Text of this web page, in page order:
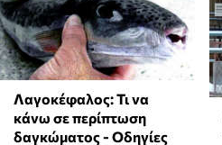
Λαγοκέφαλος: Τι να
κάνω σε περίπτωση
δαγκώματος - Οδηγίες